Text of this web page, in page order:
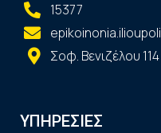
15377
Σοφ. Βενιζέλου
ΥΠΗΡΕΣΙΕΣ